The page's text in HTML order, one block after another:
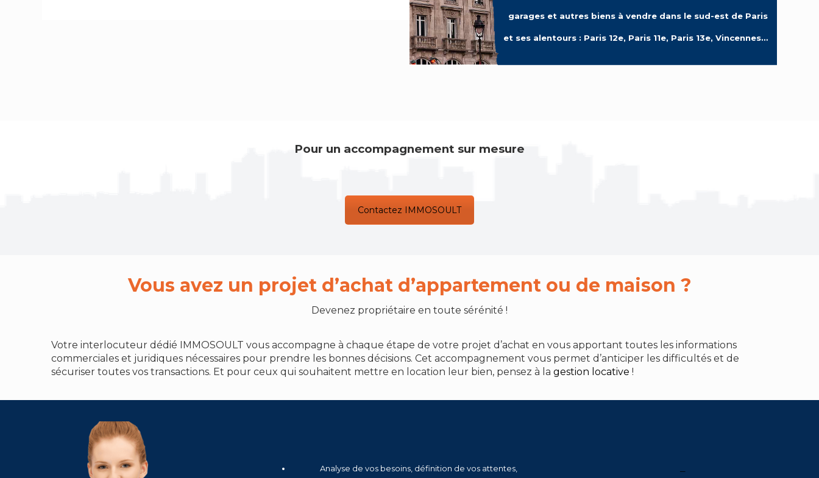
garages et autres biens à vendre dans le sud-est de Paris
et ses alentours : Paris 12e, Paris 11e, Paris 13e, Vincennes…
Pour un accompagnement sur mesure
Contactez IMMOSOULT
Vous avez un projet d’achat d’appartement ou de maison ?
Devenez propriétaire en toute sérénité !
Votre interlocuteur dédié IMMOSOULT vous accompagne à chaque étape de votre projet d’achat en vous apportant toutes les informations
commerciales et juridiques nécessaires pour prendre les bonnes décisions. Cet accompagnement vous permet d’anticiper les difficultés et de
sécuriser toutes vos transactions. Et pour ceux qui souhaitent mettre en location leur bien, pensez à la gestion locative !
Analyse de vos besoins, définition de vos attentes,
–